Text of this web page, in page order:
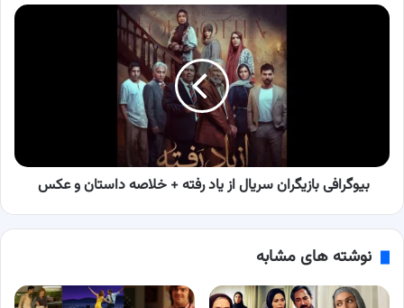
بیوگرافی
داستان
بیوگرافی بازیگران سریال از یاد رفته + خلاصه داستان و عکس
نوشته های مشابه